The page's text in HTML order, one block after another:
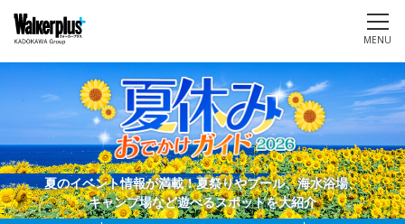
MENU
夏のイベント情報が満載！夏祭りやプール、海水浴場、
キャンプ場など遊べるスポットを大紹介